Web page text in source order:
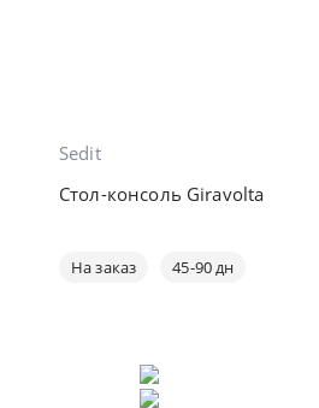
Sedit
Стол-консоль Giravolta
На заказ 45-90 дн